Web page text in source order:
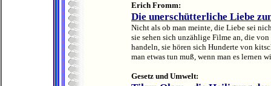
Erich Fromm:
Die unerschütterliche Liebe
Nicht als ob man meinte, die Liebe sei
sie sehen sich unzählige Filme an, die
handeln, sie hören sich Hunderte von
man etwas tun muß, wenn man es lernen
Gesetz und Umwelt: